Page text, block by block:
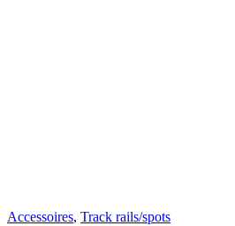
Accessoires, Track rails/spots